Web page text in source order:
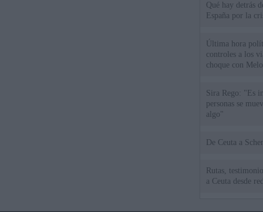
Qué hay detrás
España por la
Última hora
controles a los
choque con
Sira Rego: "Es
personas se
algo"
De
Rutas,
a Ceuta desde